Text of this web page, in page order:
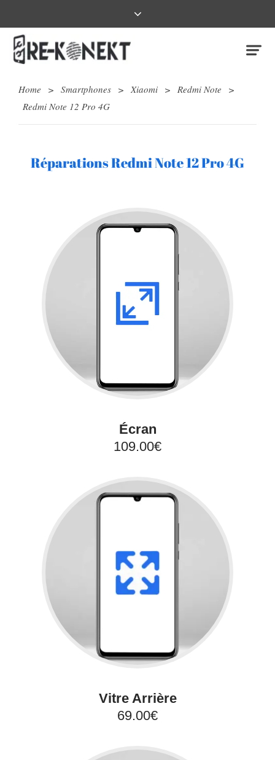
Home > Smartphones > Xiaomi > Redmi Note
>
Redmi Note 12 Pro 4G
Réparations Redmi Note 12 Pro 4G
Écran
109.00€
Vitre Arrière
69.00€